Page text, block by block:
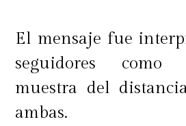
El mensaje fue
seguidores
muestra del
ambas.